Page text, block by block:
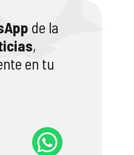
de la
,
en tu